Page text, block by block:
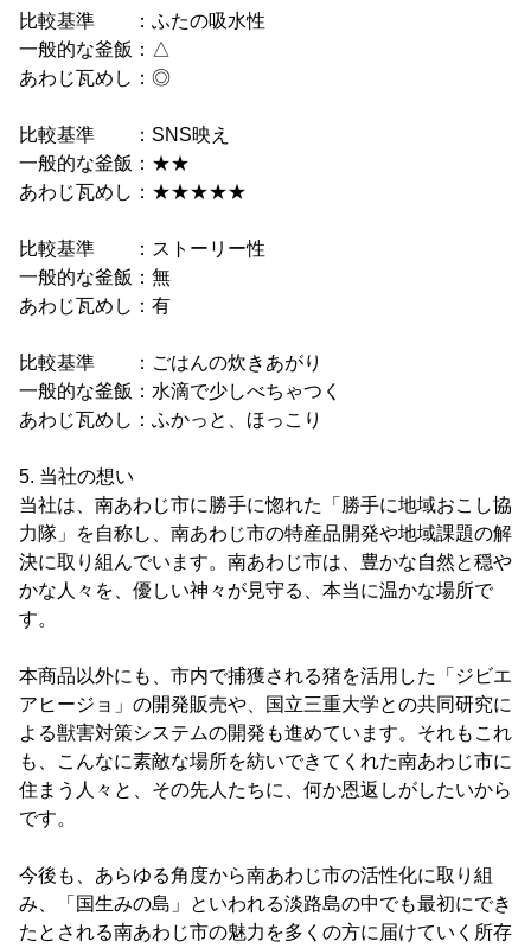
比較基準 ：ふたの吸水性
一般的な釜飯：△
あわじ瓦めし：◎
比較基準 ：SNS映え
一般的な釜飯：★★
あわじ瓦めし：★★★★★
比較基準 ：ストーリー性
一般的な釜飯：無
あわじ瓦めし：有
比較基準 ：ごはんの炊きあがり
一般的な釜飯：水滴で少しべちゃつく
あわじ瓦めし：ふかっと、ほっこり
5. 当社の想い
当社は、南あわじ市に勝手に惚れた「勝手に地域おこし協
力隊」を自称し、南あわじ市の特産品開発や地域課題の解
決に取り組んでいます。南あわじ市は、豊かな自然と穏や
かな人々を、優しい神々が見守る、本当に温かな場所で
す。
本商品以外にも、市内で捕獲される猪を活用した「ジビエ
アヒージョ」の開発販売や、国立三重大学との共同研究に
よる獣害対策システムの開発も進めています。それもこれ
も、こんなに素敵な場所を紡いできてくれた南あわじ市に
住まう人々と、その先人たちに、何か恩返しがしたいから
です。
今後も、あらゆる角度から南あわじ市の活性化に取り組
み、「国生みの島」といわれる淡路島の中でも最初にでき
たとされる南あわじ市の魅力を多くの方に届けていく所存